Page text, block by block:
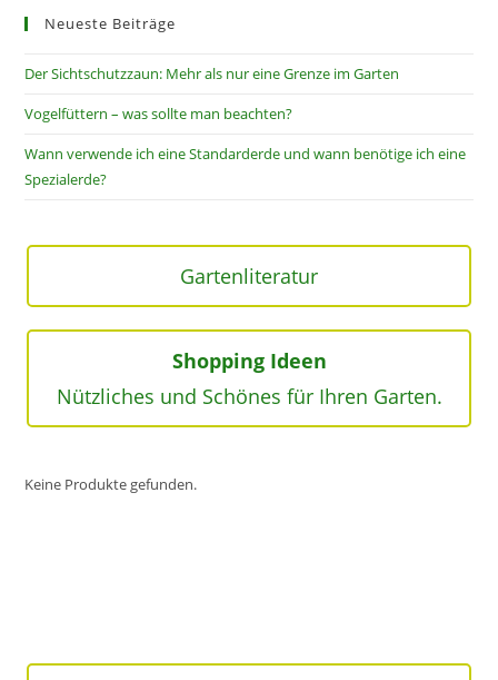
Neueste Beiträge
Der Sichtschutzzaun: Mehr als nur eine Grenze im Garten
Vogelfüttern – was sollte man beachten?
Wann verwende ich eine Standarderde und wann benötige ich eine
Spezialerde?
Gartenliteratur
Shopping Ideen
Nützliches und Schönes für Ihren Garten.
Keine Produkte gefunden.